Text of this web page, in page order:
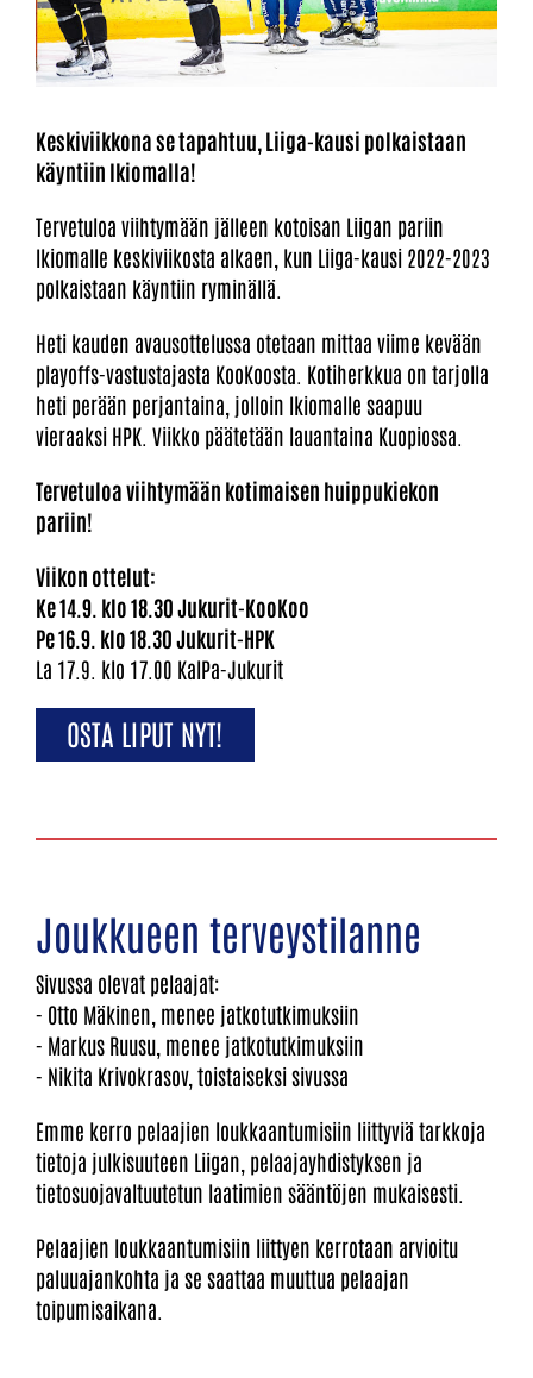
Keskiviikkona se tapahtuu, Liiga-kausi polkaistaan
käyntiin Ikiomalla!
Tervetuloa viihtymään jälleen kotoisan Liigan pariin
Ikiomalle keskiviikosta alkaen, kun Liiga-kausi 2022-2023
polkaistaan käyntiin ryminällä.
Heti kauden avausottelussa otetaan mittaa viime kevään
playoffs-vastustajasta KooKoosta. Kotiherkkua on tarjolla
heti perään perjantaina, jolloin Ikiomalle saapuu
vieraaksi HPK. Viikko päätetään lauantaina Kuopiossa.
Tervetuloa viihtymään kotimaisen huippukiekon
pariin!
Viikon ottelut:
Ke 14.9. klo 18.30 Jukurit-KooKoo
Pe 16.9. klo 18.30 Jukurit-HPK
La 17.9. klo 17.00 KalPa-Jukurit
OSTA LIPUT NYT!
Joukkueen terveystilanne
Sivussa olevat pelaajat:
- Otto Mäkinen, menee jatkotutkimuksiin
- Markus Ruusu, menee jatkotutkimuksiin
- Nikita Krivokrasov, toistaiseksi sivussa
​​​​​​​​​​​​​​Emme kerro pelaajien loukkaantumisiin liittyviä tarkkoja
tietoja julkisuuteen Liigan, pelaajayhdistyksen ja
tietosuojavaltuutetun laatimien sääntöjen mukaisesti.
Pelaajien loukkaantumisiin liittyen kerrotaan arvioitu
paluuajankohta ja se saattaa muuttua pelaajan
toipumisaikana.